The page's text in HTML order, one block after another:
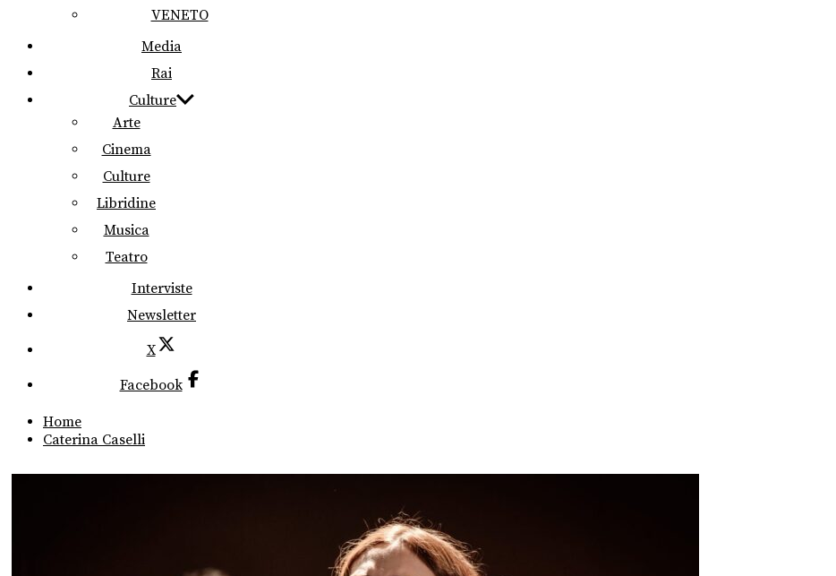
VENETO
Media
Rai
Culture
Arte
Cinema
Culture
Libridine
Musica
Teatro
Interviste
Newsletter
X
Facebook
Home
Caterina Caselli